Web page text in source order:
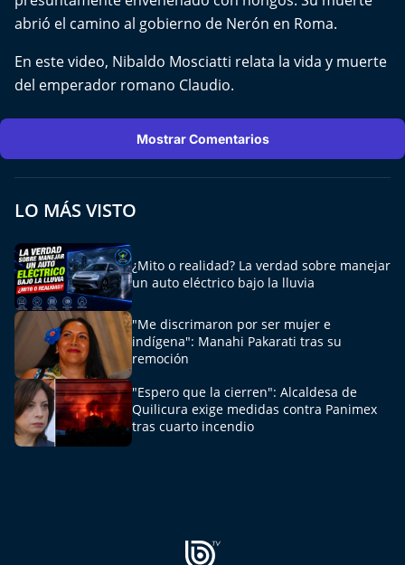
Agenda Propia
Chile, Historia de 30 años
Sello de raza
Trasnoche
Reto Inmobiliario
Punto de Encuentro
Yo invito
abrió el camino al gobierno de Nerón en Roma.
En este video, Nibaldo Mosciatti relata la vida y muerte
del emperador romano Claudio.
Mostrar Comentarios
LO MÁS VISTO
¿Mito o realidad? La verdad sobre manejar
un auto eléctrico bajo la lluvia
"Me discrimaron por ser mujer e
indígena": Manahi Pakarati tras su
remoción
"Espero que la cierren": Alcaldesa de
Quilicura exige medidas contra Panimex
tras cuarto incendio